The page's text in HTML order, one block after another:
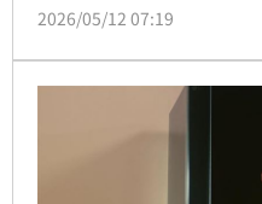
續核心產品優勢，LG今（
Aerominum材質，大幅
體驗全面進化，更讓筆電
2026/05/12 07:19